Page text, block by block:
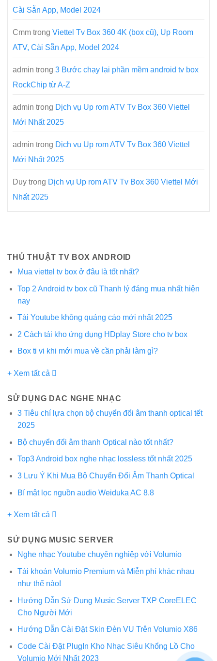
Cài Sẵn App, Model 2024
Cmm trong Viettel Tv Box 360 4K (box cũ), Up Room
ATV, Cài Sẵn App, Model 2024
admin trong 3 Bước chạy lại phần mềm android tv box
RockChip từ A-Z
admin trong Dịch vụ Up rom ATV Tv Box 360 Viettel
Mới Nhất 2025
admin trong Dịch vụ Up rom ATV Tv Box 360 Viettel
Mới Nhất 2025
Duy trong Dịch vụ Up rom ATV Tv Box 360 Viettel Mới
Nhất 2025
THỦ THUẬT TV BOX ANDROID
Mua viettel tv box ở đâu là tốt nhất?
Top 2 Android tv box cũ Thanh lý đáng mua nhất hiện
nay
Tải Youtube không quảng cáo mới nhất 2025
2 Cách tải kho ứng dụng HDplay Store cho tv box
Box ti vi khi mới mua về cần phải làm gì?
+ Xem tất cả
SỬ DỤNG DAC NGHE NHẠC
3 Tiêu chí lựa chọn bộ chuyển đổi âm thanh optical tết
2025
Bộ chuyển đổi âm thanh Optical nào tốt nhất?
Top3 Android box nghe nhạc lossless tốt nhất 2025
3 Lưu Ý Khi Mua Bộ Chuyển Đổi Âm Thanh Optical
Bí mật lọc nguồn audio Weiduka AC 8.8
+ Xem tất cả
SỬ DỤNG MUSIC SERVER
Nghe nhạc Youtube chuyên nghiệp với Volumio
Tài khoản Volumio Premium và Miễn phí khác nhau
như thế nào!
Hướng Dẫn Sử Dụng Music Server TXP CoreELEC
Cho Người Mới
Hướng Dẫn Cài Đặt Skin Đèn VU Trên Volumio X86
Code Cài Đặt PlugIn Kho Nhạc Siêu Khổng Lồ Cho
Volumio Mới Nhất 2023